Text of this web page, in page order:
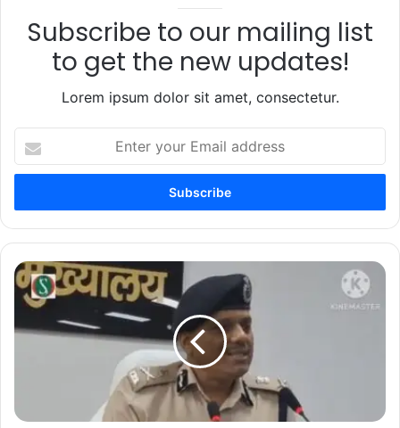
Subscribe to our mailing list
to get the new updates!
Lorem ipsum dolor sit amet, consectetur.
your
Email